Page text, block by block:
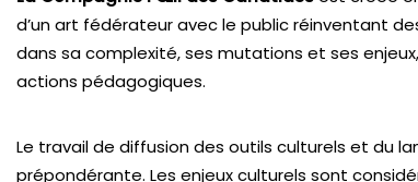
d’un art fédérateur avec le public réinventant
dans sa complexité, ses mutations et ses
actions pédagogiques.
Le travail de diffusion des outils culturels et du
prépondérante. Les enjeux culturels sont